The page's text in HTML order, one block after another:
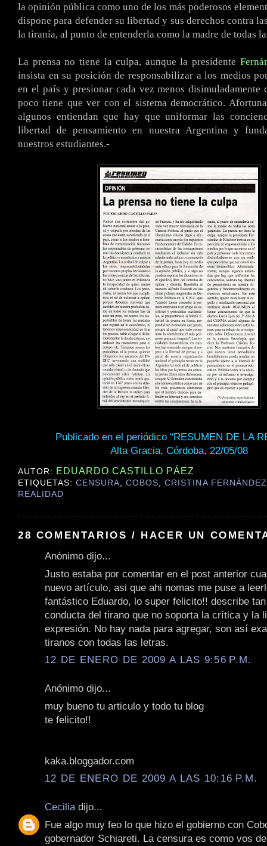
la opinión pública como uno de los más poderosos
dispone para defender su libertad y sus derechos contra
la tiranía, al punto de entenderla como la madre de todas
La prensa no tiene la culpa, aunque la presidente
insista en su posición de responsabilizar a los medios
en el país y presionar cada vez menos disimuladamente
poco tiene que ver con el sistema democrático.
algunos entiendan que hay que uniformar las
libertad de pensamiento en nuestra Argentina y
nuestros estudiantes.-
Publicado en el periódico “RESUMEN DE LA
Alta Gracia, Córdoba, 22/05/08
AUTOR: EDUARDO CASTILLO PÁEZ
ETIQUETAS:CENSURA,COBOS,CRISTINA FERNÁNDEZ
REALIDAD
28 COMENTARIOS / HACER UN
Anónimo dijo...
Justo estaba por comentar en el post anterior
nuevo artículo, asi que ahi nomas me puse a
fantástico Eduardo, lo super felicito!! describe
conducta del tirano que no soporta la crítica y la
expresión. No hay nada para agregar, son así
tiranos con todas las letras.
12 DE ENERO DE 2009 A LAS 9:56 P.M.
Anónimo dijo...
muy bueno tu articulo y todo tu blog
te felicito!!
kaka.bloggador.com
12 DE ENERO DE 2009 A LAS 10:16 P.M.
Ceciliadijo...
Fue algo muy feo lo que hizo el gobierno con
gobernador Schiareti. La censura es como vos